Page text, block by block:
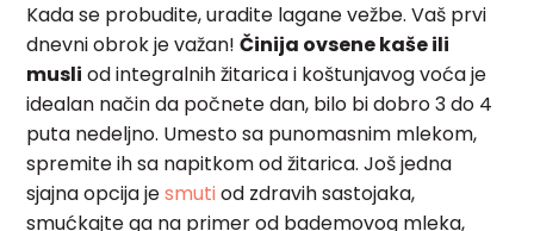
Kada se probudite, uradite lagane vežbe. Vaš prvi
dnevni obrok je važan!Činija ovsene kaše ili
musli od integralnih žitarica i koštunjavog voća je
idealan način da počnete dan, bilo bi dobro 3 do 4
puta nedeljno. Umesto sa punomasnim mlekom,
spremite ih sa napitkom od žitarica. Još jedna
sjajna opcija jesmutiod zdravih sastojaka,
smućkajte ga na primer od bademovog mleka,